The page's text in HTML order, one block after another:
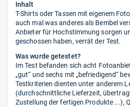
Inhalt
T-Shirts oder Tassen mit eigenem
auch mal was anderes als Bembel
Anbieter für Hochstimmung sorgen
geschossen haben, verrät der Test.
Was wurde getestet?
Im Test befanden sich acht
„gut“ und sechs mit „befriedigend“
Testkriterien dienten unter anderem
(durchschnittliche Lieferzeit,
Zustellung der fertigen Produkte ...),